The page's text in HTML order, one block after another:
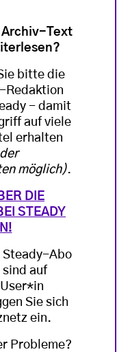
Archiv-Text
bitte die
Redaktion
- damit
auf viele
erhalten
möglich).
DIE
STEADY
Steady-Abo
sind auf
Sie sich
ein.
Probleme?